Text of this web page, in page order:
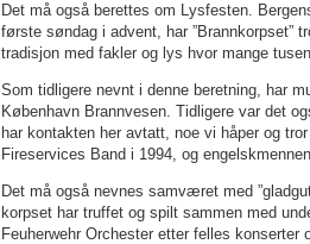
Det må også berettes om Lysfesten.
første søndag i advent, har
tradisjon med fakler og lys hvor mange
Som tidligere nevnt i denne beretning, har
København Brannvesen. Tidligere var det
har kontakten her avtatt, noe vi håper og
Fireservices Band i 1994, og
Det må også nevnes samværet med
korpset har truffet og spilt sammen med
Feuherwehr Orchester etter felles